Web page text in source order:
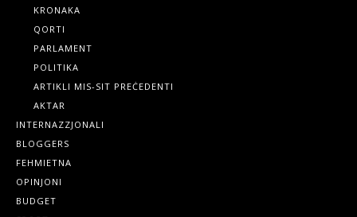
KRONAKA
QORTI
PARLAMENT
POLITIKA
ARTIKLI MIS-SIT PREĊEDENTI
AKTAR
INTERNAZZJONALI
BLOGGERS
FEHMIETNA
OPINJONI
BUDGET